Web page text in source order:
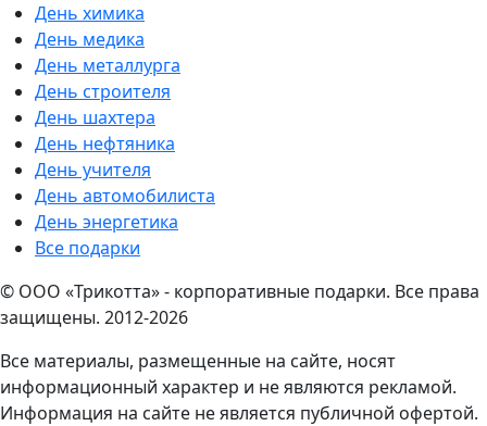
День химика
День медика
День металлурга
День строителя
День шахтера
День нефтяника
День учителя
День автомобилиста
День энергетика
Все подарки
© ООО «Трикотта» - корпоративные подарки. Все права
защищены. 2012-2026
Все материалы, размещенные на сайте, носят
информационный характер и не являются рекламой.
Информация на сайте не является публичной офертой.